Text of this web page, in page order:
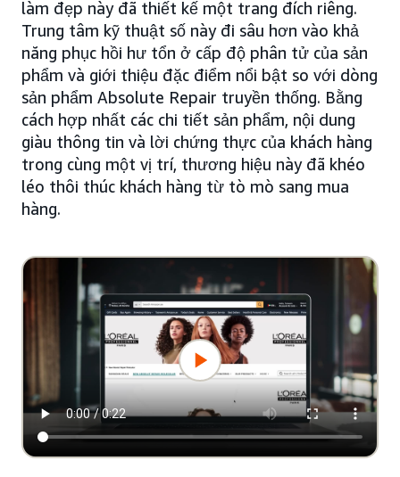
làm đẹp này đã thiết kế một trang đích riêng.
Trung tâm kỹ thuật số này đi sâu hơn vào khả
năng phục hồi hư tổn ở cấp độ phân tử của sản
phẩm và giới thiệu đặc điểm nổi bật so với dòng
sản phẩm Absolute Repair truyền thống. Bằng
cách hợp nhất các chi tiết sản phẩm, nội dung
giàu thông tin và lời chứng thực của khách hàng
trong cùng một vị trí, thương hiệu này đã khéo
léo thôi thúc khách hàng từ tò mò sang mua
hàng.